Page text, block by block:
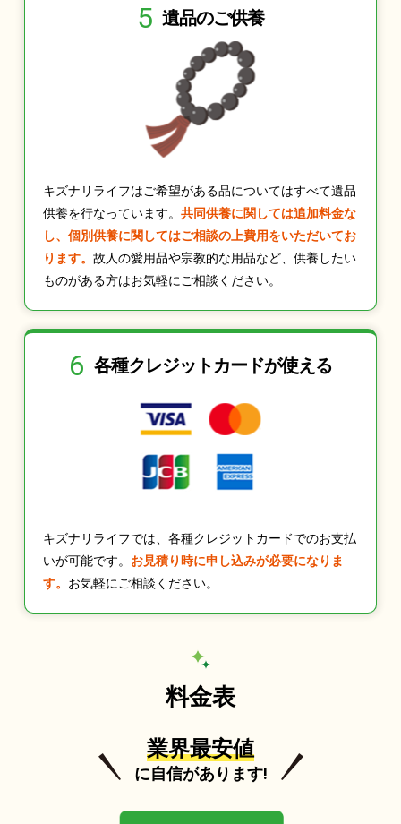
5 遺品のご供養
キズナリライフはご希望がある品についてはすべて遺品
供養を行なっています。 共同供養に関しては追加料金な
し、個別供養に関してはご相談の上費用をいただいてお
ります。 故人の愛用品や宗教的な用品など、供養したい
ものがある方はお気軽にご相談ください。
6 各種クレジットカードが使える
キズナリライフでは、各種クレジットカードでのお支払
いが可能です。 お見積り時に申し込みが必要になりま
す。 お気軽にご相談ください。
料金表
業界最安値
に自信があります!